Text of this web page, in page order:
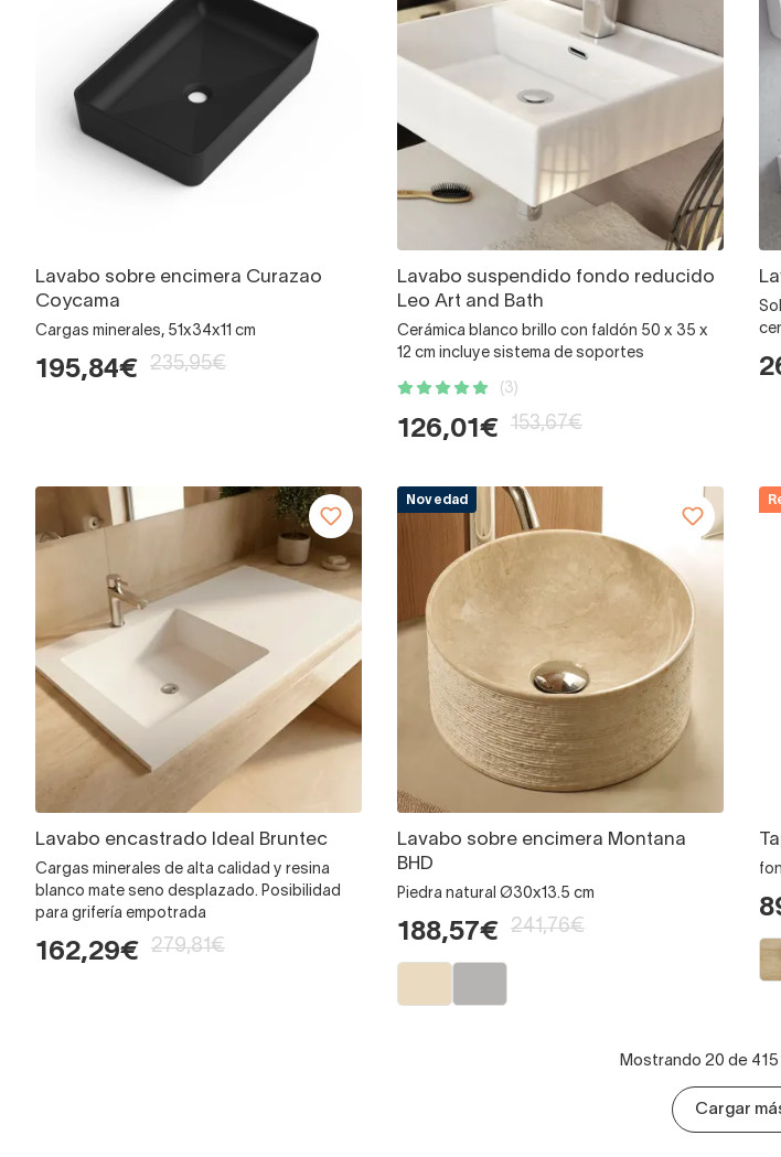
Lavabo sobre encimera Curazao
Coycama
Cargas minerales, 51x34x11 cm
195,84€ 235,95€
Lavabo suspendido fondo reducido
Leo Art and Bath
Cerámica blanco brillo con faldón 50 x 35 x
12 cm incluye sistema de soportes
(3)
126,01€ 153,67€
Lavabo encastrado Ideal Bruntec
Cargas minerales de alta calidad y resina
blanco mate seno desplazado. Posibilidad
para grifería empotrada
162,29€ 279,81€
Novedad
Lavabo sobre encimera Montana
BHD
Piedra natural Ø30x13.5 cm
188,57€ 241,76€
Mostrando 20 de
Cargar